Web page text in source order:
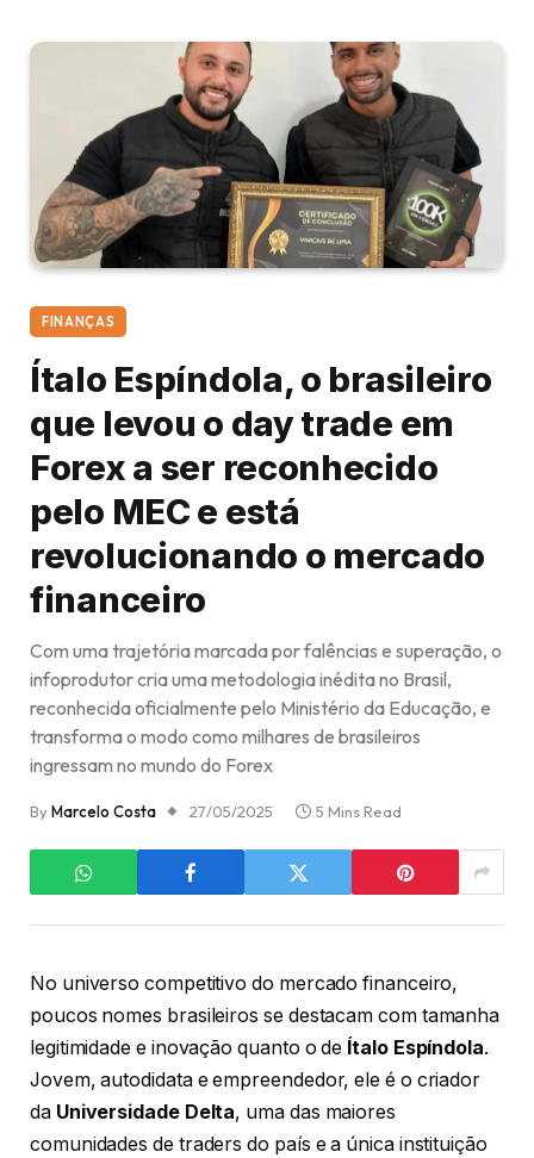
FINANÇAS
Ítalo Espíndola, o brasileiro
que levou o day trade em
Forex a ser reconhecido
pelo MEC e está
revolucionando o mercado
financeiro
Com uma trajetória marcada por falências e superação, o
infoprodutor cria uma metodologia inédita no Brasil,
reconhecida oficialmente pelo Ministério da Educação, e
transforma o modo como milhares de brasileiros
ingressam no mundo do Forex
ByMarcelo Costa 27/05/2025 5 Mins Read
No universo competitivo do mercado financeiro,
poucos nomes brasileiros se destacam com tamanha
legitimidade e inovação quanto o de Ítalo Espíndola.
Jovem, autodidata e empreendedor, ele é o criador
da Universidade Delta, uma das maiores
comunidades de traders do país e a única instituição